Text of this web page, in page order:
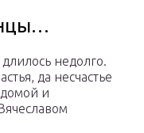
недолго.
да несчастье
и